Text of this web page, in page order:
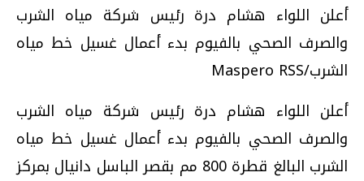
أعلن اللواء هشام درة رئيس شركة مياه الشرب
والصرف الصحي بالفيوم بدء أعمال غسيل خط مياه
الشرب/Maspero RSS
أعلن اللواء هشام درة رئيس شركة مياه الشرب
والصرف الصحي بالفيوم بدء أعمال غسيل خط مياه
الشرب البالغ قطرة 800 مم بقصر الباسل دانيال بمركز